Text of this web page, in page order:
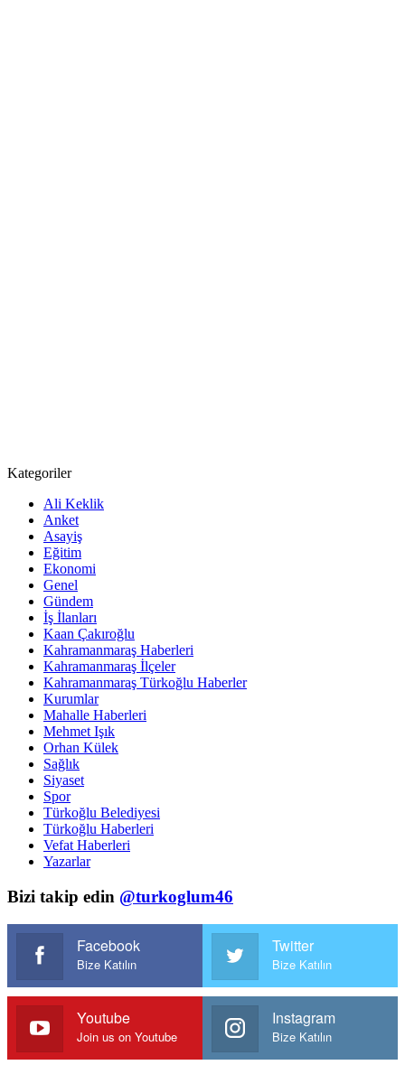
Kategoriler
Ali Keklik
Anket
Asayiş
Eğitim
Ekonomi
Genel
Gündem
İş İlanları
Kaan Çakıroğlu
Kahramanmaraş Haberleri
Kahramanmaraş İlçeler
Kahramanmaraş Türkoğlu Haberler
Kurumlar
Mahalle Haberleri
Mehmet Işık
Orhan Külek
Sağlık
Siyaset
Spor
Türkoğlu Belediyesi
Türkoğlu Haberleri
Vefat Haberleri
Yazarlar
Bizi takip edin @turkoglum46
Facebook
Bize Katılın
Twitter
Bize Katılın
Youtube
Join us on Youtube
Instagram
Bize Katılın